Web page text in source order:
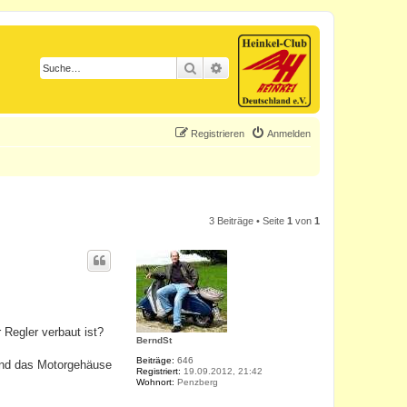
Suche Erweiterte Suche
Anmelden
Registrieren
3 Beiträge • Seite 1 von 1
BerndSt
Beiträge: 646
Registriert: 19.09.2012, 21:42
Wohnort: Penzberg
verbaut ist?
das Motorgehäuse